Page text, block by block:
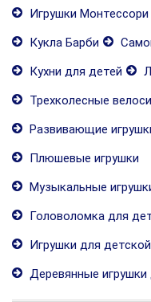
Игрушки Монтессори
Кукла Барби
Кухни для детей
Трехколесные
Развивающие
Плюшевые игрушки
Музыкальные
Головоломка для
Игрушки для
Деревянные игрушки